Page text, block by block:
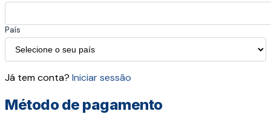
País
Já tem conta? Iniciar sessão
Método de pagamento